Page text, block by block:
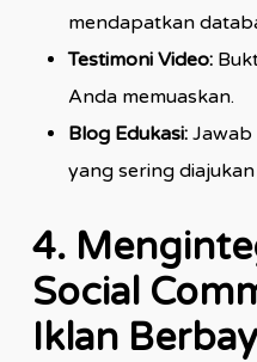
mendapatkan
Testimoni Video:
Anda memuaskan.
Blog Edukasi:Jawab
yang sering
4.
Social
Iklan